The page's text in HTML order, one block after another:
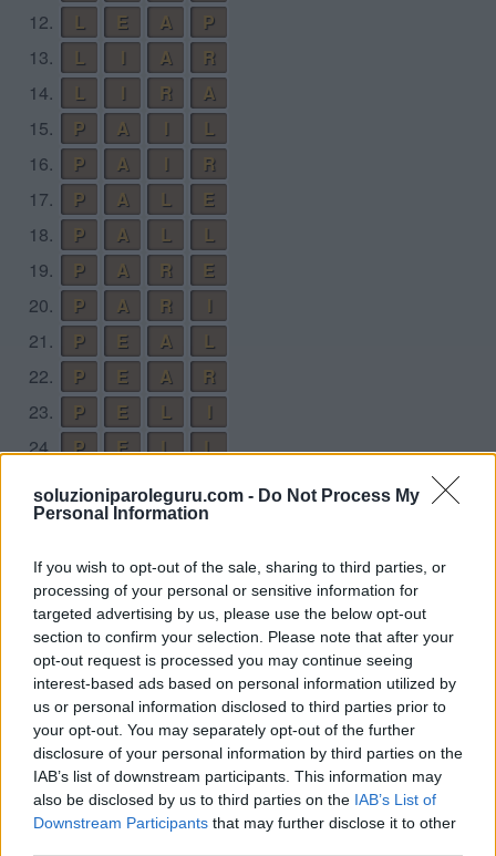
soluzioniparoleguru.com - Do Not Process My
Personal Information
If you wish to opt-out of the sale, sharing to third parties, or
processing of your personal or sensitive information for
targeted advertising by us, please use the below opt-out
section to confirm your selection. Please note that after your
opt-out request is processed you may continue seeing
interest-based ads based on personal information utilized by
us or personal information disclosed to third parties prior to
your opt-out. You may separately opt-out of the further
disclosure of your personal information by third parties on the
IAB’s list of downstream participants. This information may
also be disclosed by us to third parties on the IAB’s List of
Downstream Participants that may further disclose it to other
12.
L E A
P
13.
L A
R
14.
L R
A
15.
P A
L
16.
P A
R
17.
P A L
E
18.
P A L
L
19.
P A R
E
20.
P A R
21.
P E A
L
22.
P E A
R
23.
P E L
I
24.
P E L
L
25.
P
26.
P I E
R
28.
P I L
E
29.
P I L
L
30.
P L E
A
31.
R A I
L
32. R A P
E
33.
R E A
L
34. R E A
P
35.
R I L E